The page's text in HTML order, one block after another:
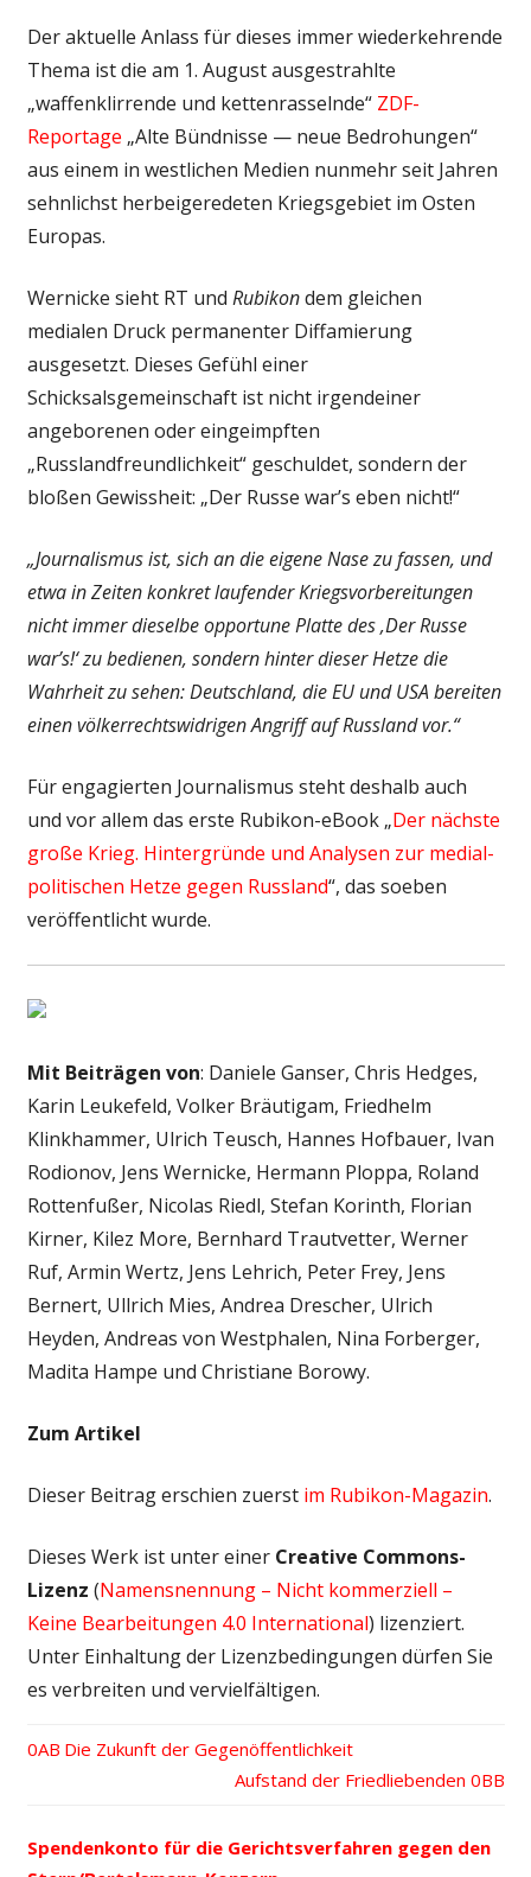
Der aktuelle Anlass für dieses immer wiederkehrende
Thema ist die am 1. August ausgestrahlte
„waffenklirrende und kettenrasselnde“ ZDF-
Reportage „Alte Bündnisse — neue Bedrohungen“
aus einem in westlichen Medien nunmehr seit Jahren
sehnlichst herbeigeredeten Kriegsgebiet im Osten
Europas.
Wernicke sieht RT und Rubikondem gleichen
medialen Druck permanenter Diffamierung
ausgesetzt. Dieses Gefühl einer
Schicksalsgemeinschaft ist nicht irgendeiner
angeborenen oder eingeimpften
„Russlandfreundlichkeit“ geschuldet, sondern der
bloßen Gewissheit: „Der Russe war’s eben nicht!“
„Journalismus ist, sich an die eigene Nase zu fassen, und
etwa in Zeiten konkret laufender Kriegsvorbereitungen
nicht immer dieselbe opportune Platte des ‚Der Russe
war’s!‘ zu bedienen, sondern hinter dieser Hetze die
Wahrheit zu sehen: Deutschland, die EU und USA bereiten
einen völkerrechtswidrigen Angriff auf Russland vor.“
Für engagierten Journalismus steht deshalb auch
und vor allem das erste Rubikon-eBook „Der nächste
große Krieg. Hintergründe und Analysen zur medial-
politischen Hetze gegen Russland“, das soeben
veröffentlicht wurde.
Mit Beiträgen von: Daniele Ganser, Chris Hedges,
Karin Leukefeld, Volker Bräutigam, Friedhelm
Klinkhammer, Ulrich Teusch, Hannes Hofbauer, Ivan
Rodionov, Jens Wernicke, Hermann Ploppa, Roland
Rottenfußer, Nicolas Riedl, Stefan Korinth, Florian
Kirner, Kilez More, Bernhard Trautvetter, Werner
Ruf, Armin Wertz, Jens Lehrich, Peter Frey, Jens
Bernert, Ullrich Mies, Andrea Drescher, Ulrich
Heyden, Andreas von Westphalen, Nina Forberger,
Madita Hampe und Christiane Borowy.
Zum Artikel
Dieser Beitrag erschien zuerst im Rubikon-Magazin.
Dieses Werk ist unter einer Creative Commons-
Lizenz (Namensnennung – Nicht kommerziell –
Keine Bearbeitungen 4.0 International) lizenziert.
Unter Einhaltung der Lizenzbedingungen dürfen Sie
es verbreiten und vervielfältigen.
Vorheriger
Die Zukunft der Gegenöffentlichkeit
Nächster
Aufstand der Friedliebenden
Spendenkonto für die Gerichtsverfahren gegen den